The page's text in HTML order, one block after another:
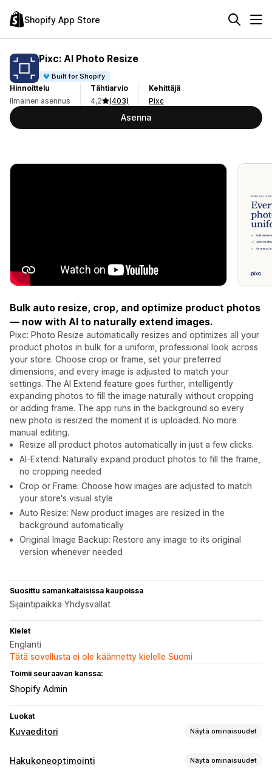
Shopify App Store
Pixc: AI Photo Resize
Built for Shopify
Hinnoittelu
Ilmainen asennus
Tähtiarvio
4,2
(403)
Kehittäjä
Pixc
Asenna
Bulk auto resize, crop, and optimize product photos
— now with AI to naturally extend images.
Pixc: Photo Resize automatically resizes and optimizes all your
product photos in bulk for a uniform, professional look across
your store. Choose crop or frame, set your preferred
dimensions, and every image is adjusted to match your
settings. The AI Extend feature goes further, intelligently
expanding photos to fill the image naturally without cropping
or adding frame. The app runs in the background so every
new photo is resized the moment it is uploaded. No more
manual editing.
Resize all product photos automatically in just a few clicks.
AI-Extend: Naturally expand product photos to fill the frame,
no cropping needed
Crop or Frame: Choose how images are adjusted to match
your store's visual style
Auto Resize: New product images are resized in the
background automatically
Original Image Backup: Restore any image to its original
version whenever needed
Suosittu samankaltaisissa kaupoissa
Sijaintipaikka Yhdysvallat
Kielet
Englanti
Tätä sovellusta ei ole käännetty kielelle Suomi
Toimii seuraavan kanssa:
Shopify Admin
Luokat
Kuvaeditori Näytä ominaisuudet
Kuvan optimointi
Hakukoneoptimointi Näytä ominaisuudet